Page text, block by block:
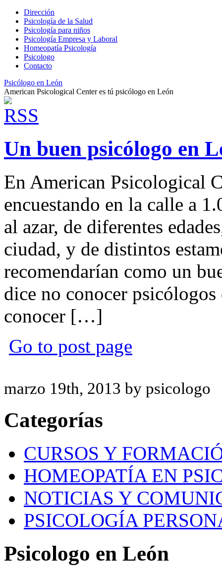
Dirección
Psicología de la Salud
Psicología para niños
Psicología Empresa y Laboral
Homeopatía Psicología
Psicologo
Contacto
Psicólogo en León
American Psicological Center es tú psicólogo en León
Un buen psicólogo en
En American Psicological
encuestando en la calle a
al azar, de diferentes
ciudad, y de distintos
recomendarían como un
dice no conocer
conocer […]
Go to post page
marzo 19th, 2013 by psicologo
Categorías
CURSOS Y
HOMEOPATÍA EN
NOTICIAS Y
PSICOLOGÍA
Psicologo en León